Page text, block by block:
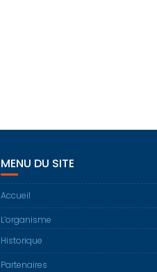
MENU DU SITE
Accueil
L’organisme
Historique
Partenaires